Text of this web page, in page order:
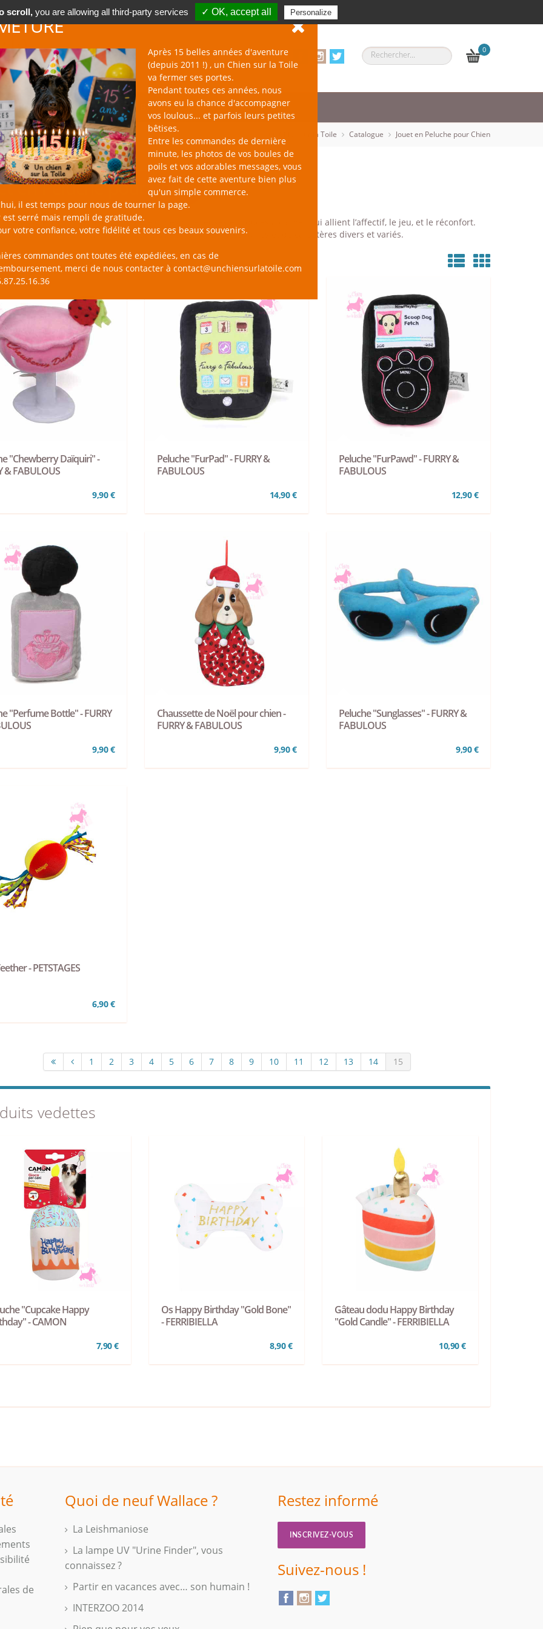
Après 15 belles années d'aventure
(depuis 2011 !) , un Chien sur la Toile
va fermer ses portes.
Pendant toutes ces années, nous
avons eu la chance d'accompagner
vos loulous... et parfois leurs petites
bêtises.
Entre les commandes de dernière
minute, les photos de vos boules de
poils et vos adorables messages, vous
avez fait de cette aventure bien plus
qu'un simple commerce.
il est temps pour nous de tourner la page.
est serré mais rempli de gratitude.
votre confiance, votre fidélité et tous ces beaux souvenirs.
commandes ont toutes été expédiées, en cas de
merci de nous contacter à contact@unchiensurlatoile.com
0
NAC NOUVEAUTÉS BLOG CONTACT
un Chien sur la Toile Catalogue Jouet en Peluche pour Chien
en Peluche pour Chien
la Toile, c'est une sélection de peluches moelleuses et douces à câliner qui allient l’affectif, le jeu, et le réconfort.
de couleurs et de styles pour plaire aux chiens de toutes tailles et de caractères divers et variés.
"Chewberry Daïquiri" -
& FABULOUS
9,90 €
Peluche "FurPad" - FURRY &
FABULOUS
14,90 €
Peluche "FurPawd" - FURRY &
FABULOUS
12,90 €
"Perfume Bottle" - FURRY
9,90 €
Chaussette de Noël pour chien -
FURRY & FABULOUS
9,90 €
Peluche "Sunglasses" - FURRY &
FABULOUS
9,90 €
- PETSTAGES
6,90 €
1 2 3 4 5 6 7 8 9 10 11 12 13 14 15
vedettes
"Cupcake Happy
- CAMON
7,90 €
Os Happy Birthday "Gold Bone"
- FERRIBIELLA
8,90 €
Gâteau dodu Happy Birthday
"Gold Candle" - FERRIBIELLA
10,90 €
de
Quoi de neuf Wallace ?
La Leishmaniose
La lampe UV "Urine Finder", vous
connaissez ?
Partir en vacances avec… son humain !
INTERZOO 2014
Restez informé
INSCRIVEZ-VOUS
Suivez-nous !
scroll,you are allowing all third-party services ✓ OK, accept all Personalize